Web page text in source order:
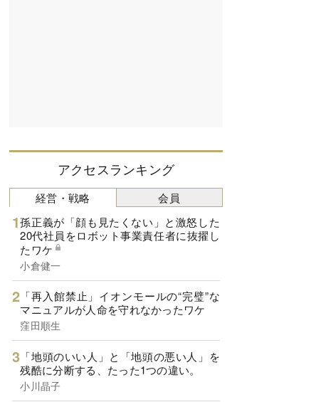
アクセスランキング
経営・戦略
孫正義が「顔も見たくない」と激怒した
20代社員をロボット事業責任者に抜擢し
たワケ
小倉健一
「再入館禁止」イオンモールの“完璧”な
マニュアルが人命を守れなかったワケ
窪田順生
「地頭のいい人」と「地頭の悪い人」を
残酷に分断する、たった1つの違い。
小川晶子
会員